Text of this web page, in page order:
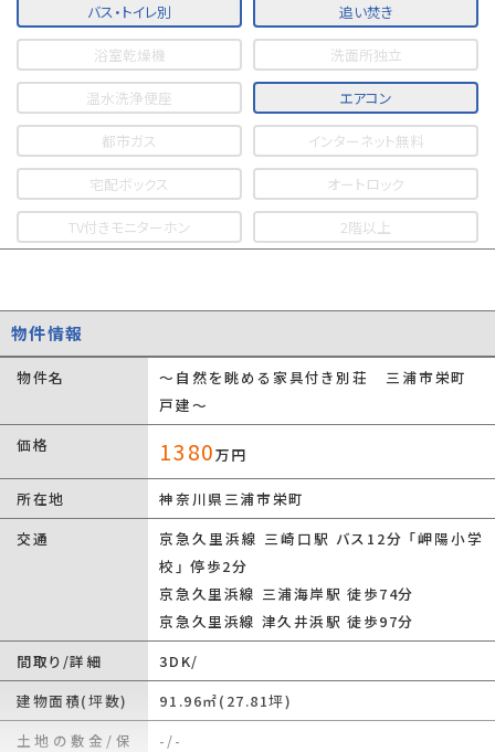
バス・トイレ別 追い焚き
浴室乾燥機 洗面所独立
温水洗浄便座 エアコン
都市ガス インターネット無料
宅配ボックス オートロック
TV付きモニターホン 2階以上
物件情報
物件名
～自然を眺める家具付き別荘 三浦市栄町
戸建～
価格
1380万円
所在地
神奈川県三浦市栄町
交通
京急久里浜線 三崎口駅 バス12分 「岬陽小学
校」 停歩2分
京急久里浜線 三浦海岸駅 徒歩74分
京急久里浜線 津久井浜駅 徒歩97分
間取り/詳細
3DK/
建物面積(坪数)
91.96㎡(27.81坪)
土地の敷金/保
-/-